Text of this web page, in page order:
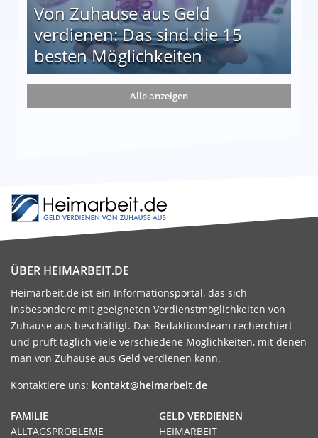
Von Zuhause aus Geld
verdienen: Das sind die 15
besten Möglichkeiten
die 15 besten Möglichkeiten
Alle anzeigen
ÜBER HEIMARBEIT.DE
Heimarbeit.de ist ein Informationsportal, das sich
insbesondere mit geeigneten Verdienstmöglichkeiten von
Zuhause aus beschäftigt. Das Redaktionsteam recherchiert
und prüft täglich viele verschiedene Möglichkeiten, mit denen
man von Zuhause aus Geld verdienen kann.
Kontaktiere uns: kontakt@heimarbeit.de
GELD VERDIENEN
HEIMARBEIT
FAMILIE
ALLTAGSPROBLEME